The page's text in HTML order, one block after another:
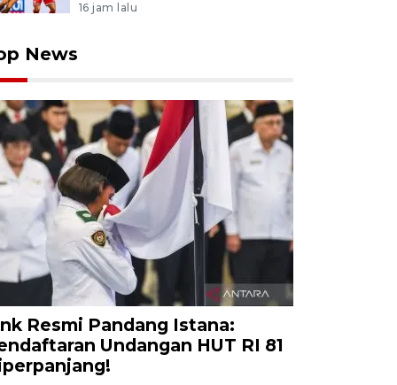
16 jam lalu
News
Resmi Pandang Istana:
Undangan HUT RI 81